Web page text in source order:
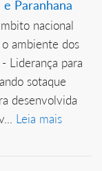
Paranhana
nacional
ambiente dos
Liderança para
sotaque
desenvolvida
Leia mais